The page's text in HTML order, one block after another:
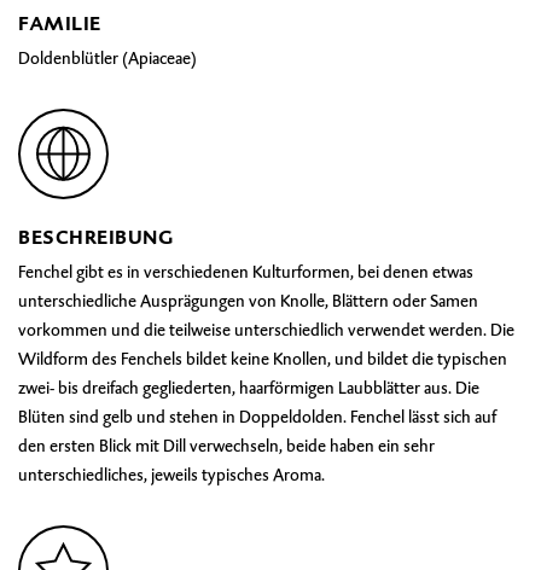
FAMILIE
Doldenblütler (Apiaceae)
BESCHREIBUNG
Fenchel gibt es in verschiedenen Kulturformen, bei denen etwas
unterschiedliche Ausprägungen von Knolle, Blättern oder Samen
vorkommen und die teilweise unterschiedlich verwendet werden. Die
Wildform des Fenchels bildet keine Knollen, und bildet die typischen
zwei- bis dreifach gegliederten, haarförmigen Laubblätter aus. Die
Blüten sind gelb und stehen in Doppeldolden. Fenchel lässt sich auf
den ersten Blick mit Dill verwechseln, beide haben ein sehr
unterschiedliches, jeweils typisches Aroma.